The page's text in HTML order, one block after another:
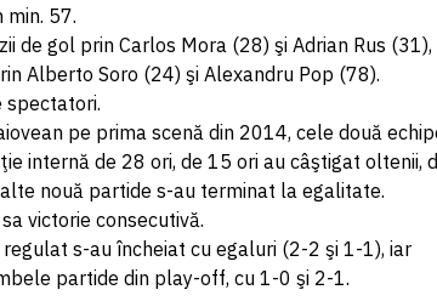
min. 57.
de gol prin Carlos Mora (28) şi Adrian Rus (31),
Alberto Soro (24) şi Alexandru Pop (78).
spectatori.
pe prima scenă din 2014, cele două
internă de 28 ori, de 15 ori au câştigat oltenii,
nouă partide s-au terminat la egalitate.
victorie consecutivă.
s-au încheiat cu egaluri (2-2 şi 1-1), iar
partide din play-off, cu 1-0 şi 2-1.